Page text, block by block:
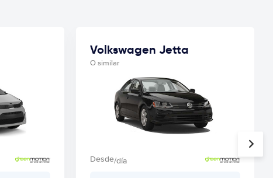
Volkswagen Jetta
O similar
Desde/día